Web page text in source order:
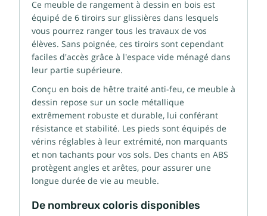
Ce meuble de rangement à dessin en bois est
équipé de 6 tiroirs sur glissières dans lesquels
vous pourrez ranger tous les travaux de vos
élèves. Sans poignée, ces tiroirs sont cependant
faciles d'accès grâce à l'espace vide ménagé dans
leur partie supérieure.
Conçu en bois de hêtre traité anti-feu, ce meuble à
dessin repose sur un socle métallique
extrêmement robuste et durable, lui conférant
résistance et stabilité. Les pieds sont équipés de
vérins réglables à leur extrémité, non marquants
et non tachants pour vos sols. Des chants en ABS
protègent angles et arêtes, pour assurer une
longue durée de vie au meuble.
De nombreux coloris disponibles